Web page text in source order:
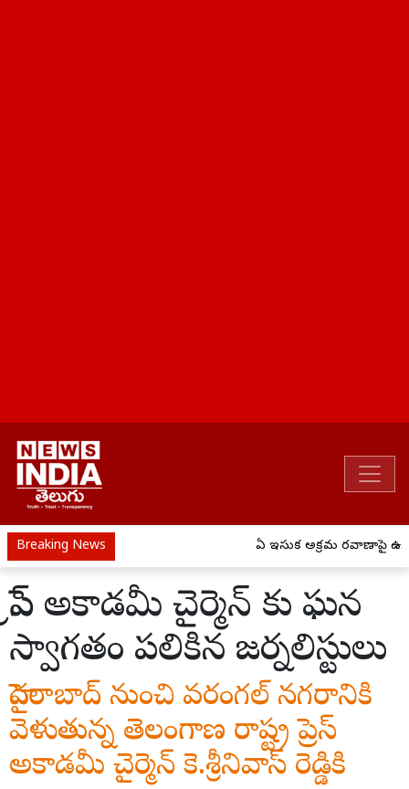
Breaking News ఏపీ ఇసుక అక్రమ రవాణాపై
ప్రెస్ అకాడమీ చైర్మెన్ కు ఘన
స్వాగతం పలికిన జర్నలిస్టులు
హైదరాబాద్ నుంచి వరంగల్ నగరానికి
వెళుతున్న తెలంగాణ రాష్ట్ర ప్రెస్
అకాడమీ చైర్మెన్ కె.శ్రీనివాస్ రెడ్డికి